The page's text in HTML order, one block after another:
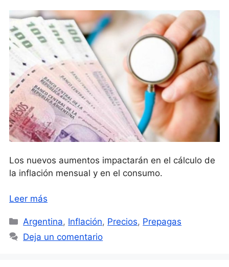
Los nuevos aumentos impactarán en el cálculo de
la inflación mensual y en el consumo.
Leer más
Categorías
Argentina, Inflación, Precios, Prepagas
Deja un comentario